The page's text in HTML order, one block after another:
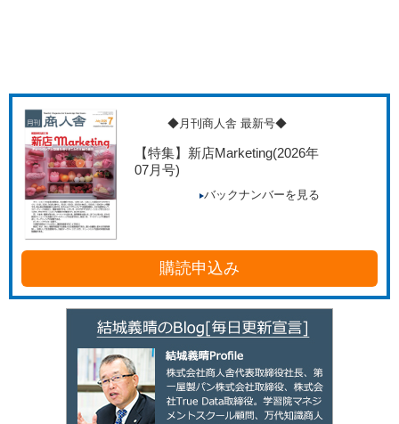
◆月刊商人舎 最新号◆
【特集】新店Marketing(2026年
07月号)
バックナンバーを見る
購読申込み